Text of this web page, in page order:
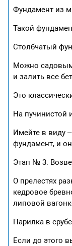
Фундамент из
Такой
Столбчатый
Можно садовым
и залить все
Это
На пучинистой
Имейте в виду
фундамент, и
Этап № 3.
О прелестях
кедровое
липовой
Парилка в
Если до этого